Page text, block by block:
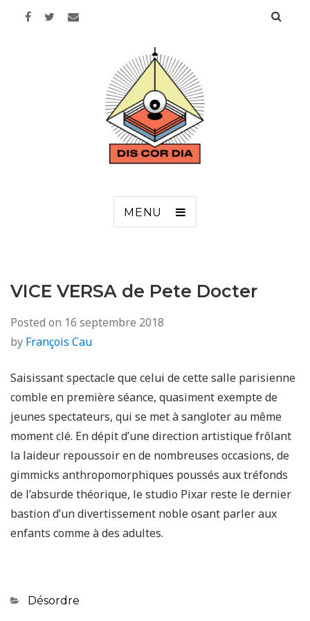
MENU
VICE VERSA de Pete Docter
Posted on 16 septembre 2018
by François Cau
Saisissant spectacle que celui de cette salle parisienne
comble en première séance, quasiment exempte de
jeunes spectateurs, qui se met à sangloter au même
moment clé. En dépit d’une direction artistique frôlant
la laideur repoussoir en de nombreuses occasions, de
gimmicks anthropomorphiques poussés aux tréfonds
de l’absurde théorique, le studio Pixar reste le dernier
bastion d’un divertissement noble osant parler aux
enfants comme à des adultes.
Categories
Désordre